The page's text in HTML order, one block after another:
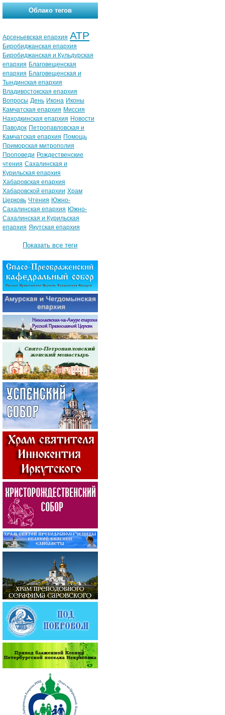
Облако тегов
Арсеньевская епархия АТР
Биробиджанская епархия
Биробиджанская и Кульдурская
епархия Благовещенская
епархия Благовещенская и
Тындинская епархия
Владивостокская епархия
Вопросы День Икона Иконы
Камчатская епархия Миссия
Находкинская епархия Новости
Паводок Петропавловская и
Камчатская епархия Помощь
Приморская митрополия
Проповеди Рождественские
чтения Сахалинская и
Курильская епархия
Хабаровская епархия
Хабаровской епархии Храм
Церковь Чтения Южно-
Сахалинская епархия Южно-
Сахалинская и Курильская
епархия Якутская епархия
Показать все теги